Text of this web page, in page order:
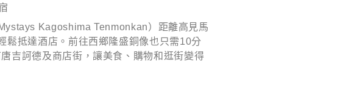
Kagoshima Tenmonkan）距離高見馬
鬆抵達酒店。前往西鄉隆盛銅像也只需10分
吉訶德及商店街，讓美食、購物和逛街變得